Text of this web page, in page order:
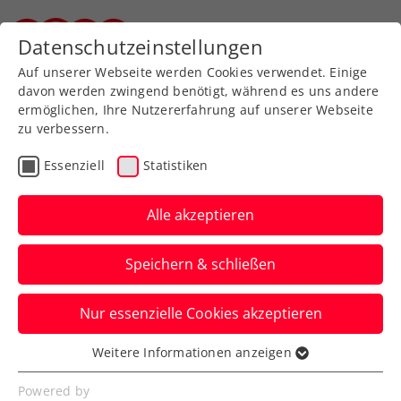
Zurück zur Newsübersicht
ATP
Erste Bank Open: Ofner
verzichtet auf Antreten in
Wien
Der Körper spielt nicht mit. Davis-Cup-
Held Jurij Rodionov rückt dafür in das
Hauptfeld nach.
Verfasst von: Presseaussendung / Redaktion, 16.10.2025
Datenschutzeinstellungen
Auf unserer Webseite werden Cookies verwendet. Einige
davon werden zwingend benötigt, während es uns andere
ermöglichen, Ihre Nutzererfahrung auf unserer Webseite
zu verbessern.
Essenziell Statistiken
Alle akzeptieren
Speichern & schließen
Nur essenzielle Cookies akzeptieren
Essenziell
Essenzielle Cookies werden für grundlegende
Weitere Informationen anzeigen
Powered by